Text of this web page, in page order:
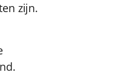
zijn.